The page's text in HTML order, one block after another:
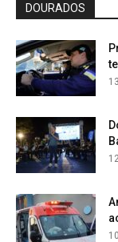
DOURADOS